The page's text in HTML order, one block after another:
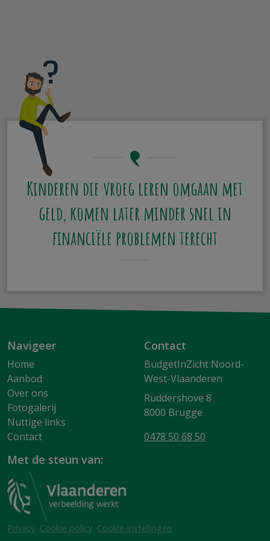
Kinderen die vroeg leren omgaan met
geld, komen later minder snel in
financiële problemen terecht
Navigeer
Home
Aanbod
Over ons
Fotogalerij
Nuttige links
Contact
Contact
BudgetInZicht Noord-
West-Vlaanderen
Ruddershove 8
8000 Brugge
0478 50 68 50
Met de steun van:
Privacy Cookie policy Cookie-instellingen